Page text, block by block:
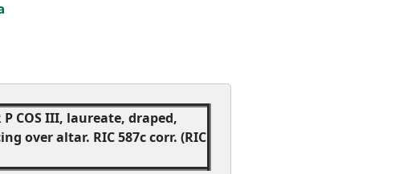
P COS III, laureate, draped,
over altar. RIC 587c corr. (RIC